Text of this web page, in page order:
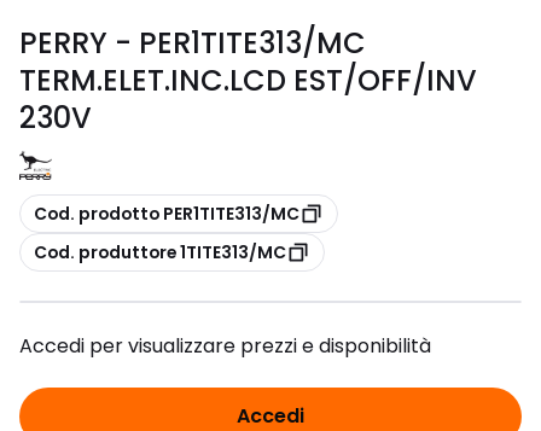
PERRY - PER1TITE313/MC
TERM.ELET.INC.LCD EST/OFF/INV
230V
copia
Cod. prodotto PER1TITE313/MC
copia
Cod. produttore 1TITE313/MC
Accedi per visualizzare prezzi e disponibilità
Accedi